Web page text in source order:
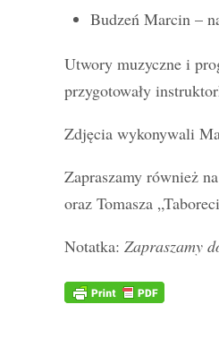
Budzeń Marcin –
Utwory muzyczne i
przygotowały
Zdjęcia wykonywali
Zapraszamy również
oraz Tomasza
Notatka: Zapraszamy